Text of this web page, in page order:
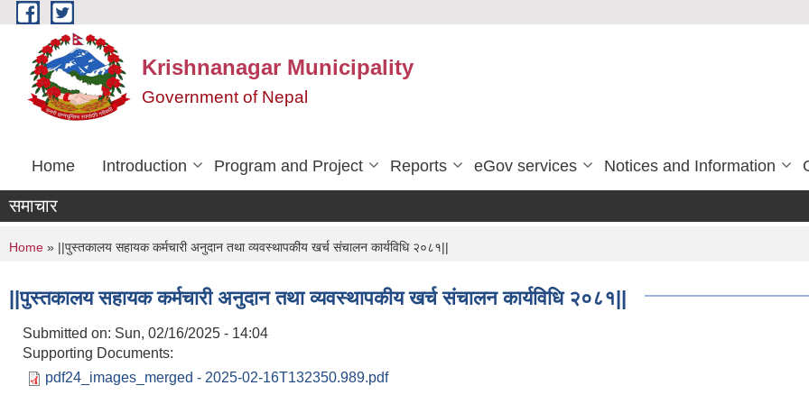
Skip to main content
Krishnanagar Municipality
Government of Nepal
Home Introduction Program and Project Reports eGov services Notices and Information
समाचार
You are here
Home » ||पुस्तकालय सहायक कर्मचारी अनुदान तथा व्यवस्थापकीय खर्च संचालन कार्यविधि २०८१||
||पुस्तकालय सहायक कर्मचारी अनुदान तथा व्यवस्थापकीय खर्च संचालन कार्यविधि २०८१||
Submitted on: Sun, 02/16/2025 - 14:04
Supporting Documents:
pdf24_images_merged - 2025-02-16T132350.989.pdf